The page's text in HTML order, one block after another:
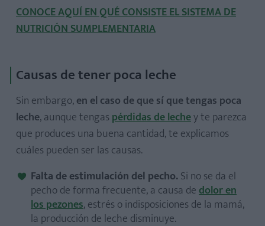
CONOCE AQUÍ EN QUÉ CONSISTE EL SISTEMA DE
NUTRICIÓN SUMPLEMENTARIA
Causas de tener poca leche
Sin embargo,en el caso de que sí quetengas poca
leche, aunque tengas pérdidas de lechey te parezca
que produces una buena cantidad, te explicamos
cuáles pueden ser las causas.
Falta de estimulación del pecho.Si no se da el
pecho de forma frecuente, a causa dedolor en
los pezones, estrés o indisposiciones de la mamá,
la producción de leche disminuye.